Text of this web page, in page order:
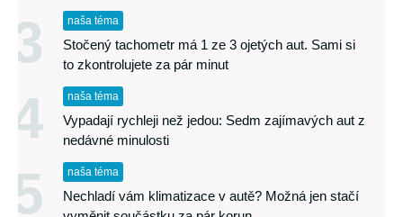
3 naša téma
Stočený tachometr má 1 ze 3 ojetých aut. Sami si
to zkontrolujete za pár minut
4 naša téma
Vypadají rychleji než jedou: Sedm zajímavých aut z
nedávné minulosti
5 naša téma
Nechladí vám klimatizace v autě? Možná jen stačí